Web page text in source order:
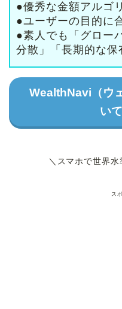
●優秀な金額アルゴ
●ユーザーの目的に
●素人でも「グロー
分散」「長期的な保
WealthNavi（ウ
い
＼スマホで世界
ス